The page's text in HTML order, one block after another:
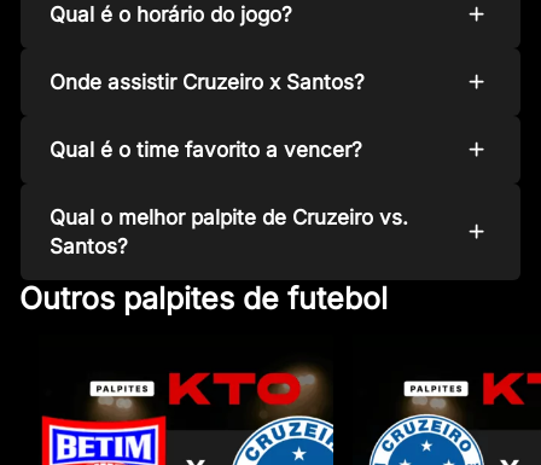
Qual é o horário do jogo?
Onde assistir Cruzeiro x Santos?
Qual é o time favorito a vencer?
Qual o melhor palpite de Cruzeiro vs.
Santos?
Outros palpites de futebol